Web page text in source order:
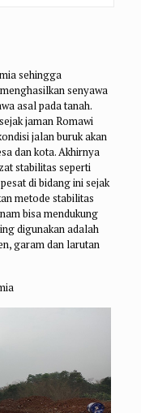
sehingga
senyawa
asal pada tanah.
jaman Romawi
jalan buruk akan
dan kota. Akhirnya
stabilitas seperti
di bidang ini sejak
metode stabilitas
bisa mendukung
digunakan adalah
garam dan larutan